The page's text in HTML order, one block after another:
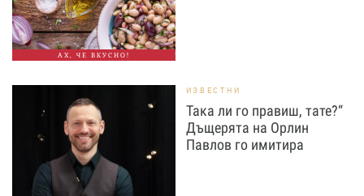
АХ, ЧЕ ВКУСНО!
ИЗВЕСТНИ
Така ли го правиш, тате?“
Дъщерята на Орлин
Павлов го имитира